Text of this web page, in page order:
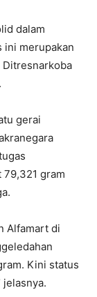
dalam
ini merupakan
Ditresnarkoba
gerai
gram
Alfamart di
Kini status
jelasnya.